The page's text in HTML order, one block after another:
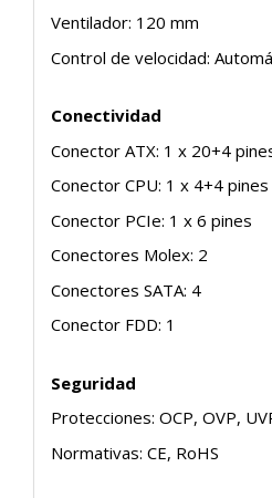
Ventilador: 120 mm
Control de velocidad:
Conectividad
Conector ATX: 1 x 20+4
Conector CPU: 1 x 4+4 pines
Conector PCIe: 1 x 6 pines
Conectores Molex: 2
Conectores SATA: 4
Conector FDD: 1
Seguridad
Protecciones: OCP, OVP,
Normativas: CE, RoHS